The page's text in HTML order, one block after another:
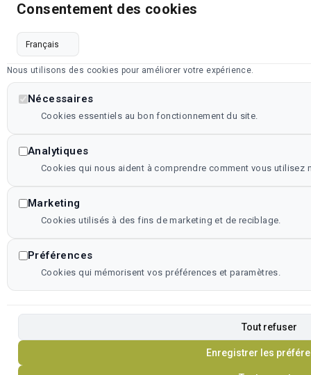
Consentement des cookies
Nous utilisons des cookies pour améliorer votre expérience.
Nécessaires
Cookies essentiels au bon fonctionnement du site.
Analytiques
Cookies qui nous aident à comprendre comment vous utilisez
Marketing
Cookies utilisés à des fins de marketing et de reciblage.
Préférences
Cookies qui mémorisent vos préférences et paramètres.
Tout refuser
Enregistrer les